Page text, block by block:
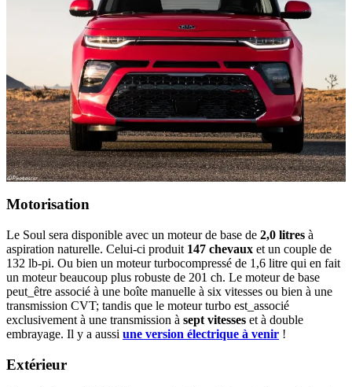
Motorisation
Le Soul sera disponible avec un moteur de base de 2,0 litres à
aspiration naturelle. Celui-ci produit 147 chevaux et un couple de
132 lb-pi. Ou bien un moteur turbocompressé de 1,6 litre qui en fait
un moteur beaucoup plus robuste de 201 ch. Le moteur de base
peut_être associé à une boîte manuelle à six vitesses ou bien à une
transmission CVT; tandis que le moteur turbo est_associé
exclusivement à une transmission à sept vitesses et à double
embrayage. Il y a aussi une version électrique à venir !
Extérieur